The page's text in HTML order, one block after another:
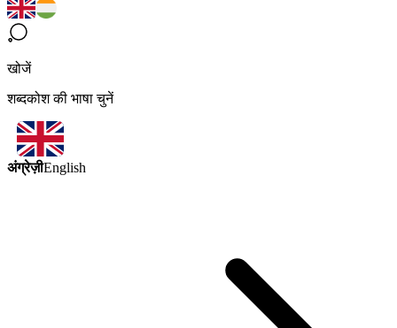
खोजें
शब्दकोश की भाषा चुनें
अंग्रेज़ीEnglish